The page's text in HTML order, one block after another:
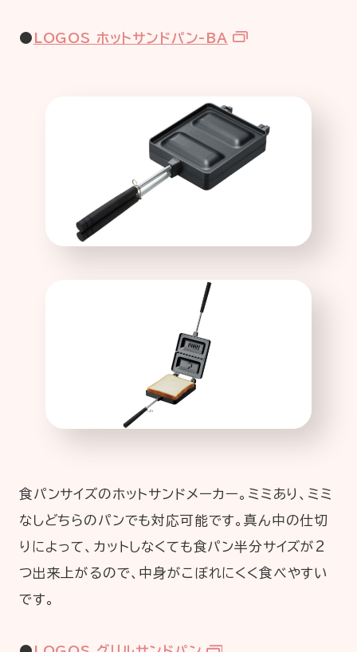
● LOGOS ホットサンドパン-BA
食パンサイズのホットサンドメーカー。ミミあり、ミミ
なしどちらのパンでも対応可能です。真ん中の仕切
りによって、カットしなくても食パン半分サイズが2
つ出来上がるので、中身がこぼれにくく食べやすい
です。